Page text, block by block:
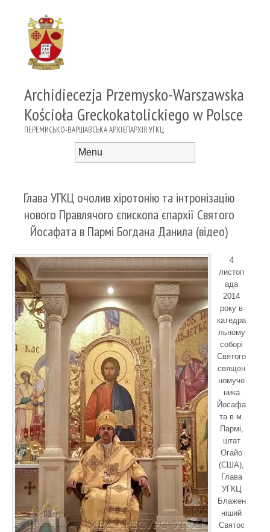
Archidiecezja Przemysko-Warszawska
Kościoła Greckokatolickiego w Polsce
ПЕРЕМИСЬКО-ВАРШАВСЬКА АРХІЄПАРХІЯ УГКЦ
Глава УГКЦ очолив хіротонію та інтронізацію
нового Правлячого єпископа єпархії Святого
Йосафата в Пармі Богдана Данила (відео)
4
листоп
ада
2014
року в
катедра
льному
соборі
Святого
священ
номуче
ника
Йосафа
та в м.
Пармі,
штат
Огайо
(США),
Глава
УГКЦ
Блажен
ніший
Святос